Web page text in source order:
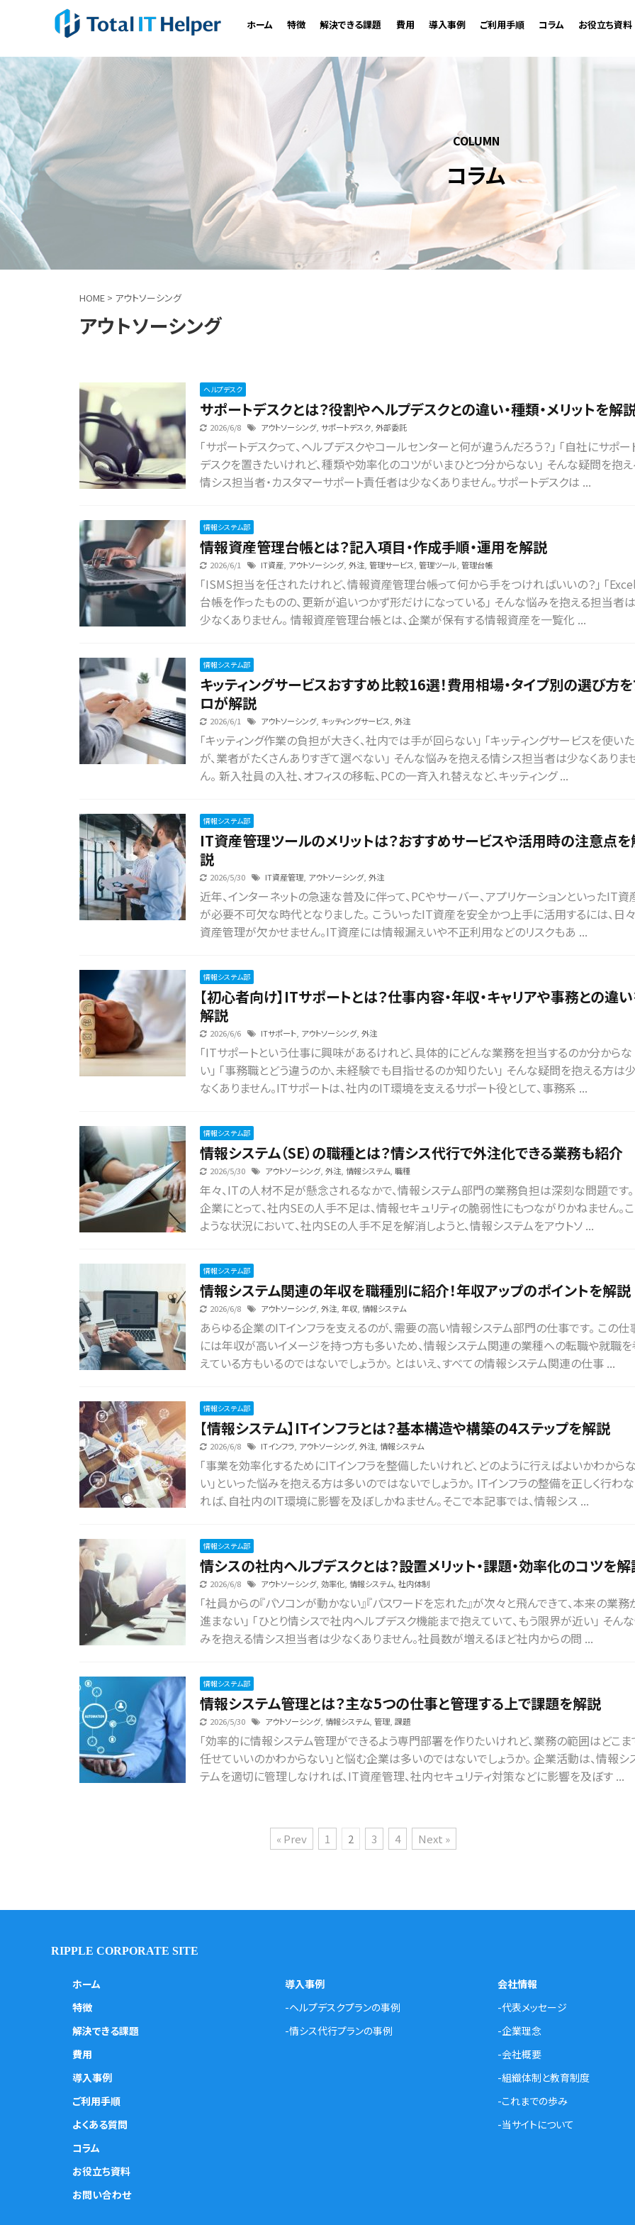
ホーム 特徴 解決できる課題 費用 導入事例 ご利用手順 コラム お役立ち資料
COLUMN
コラム
HOME > アウトソーシング
アウトソーシング
ヘルプデスク
サポートデスクとは？役割やヘルプデスクとの違い・種類・メリットを解
2026/6/8 アウトソーシング, サポートデスク 外部委託
「サポートデスクって、ヘルプデスクやコールセンターと何が違うんだろう？」 「自社にサポー
デスクを置きたいけれど、種類や効率化のコツがいまひとつ分からない」 そんな疑問を抱え
情シス担当者・カスタマーサポート責任者は少なくありません。サポートデスクは ...
情報システム部
情報資産管理台帳とは？記入項目・作成手順・運用を解説
2026/6/1 IT資産 アウトソーシング, 外注 管理サービス 管理ツール 管理台帳
「ISMS担当を任されたけれど、情報資産管理台帳って何から手をつければいいの？」 「Excel
台帳を作ったものの、更新が追いつかず形だけになっている」 そんな悩みを抱える担当者は
少なくありません。 情報資産管理台帳とは、企業が保有する情報資産を一覧化 ...
情報システム部
キッティングサービスおすすめ比較16選！費用相場・タイプ別の選び方
ロが解説
2026/6/1 アウトソーシング, キッティングサービス 外注
「キッティング作業の負担が大きく、社内では手が回らない」 「キッティングサービスを使い
が、業者がたくさんありすぎて選べない」 そんな悩みを抱える情シス担当者は少なくありま
ん。 新入社員の入社、オフィスの移転、PCの一斉入れ替えなど、キッティング ...
情報システム部
IT資産管理ツールのメリットは？おすすめサービスや活用時の注意点
説
2026/5/30 IT資産管理 アウトソーシング, 外注
近年、インターネットの急速な普及に伴って、PCやサーバー、アプリケーションといったIT資
が必要不可欠な時代となりました。 こういったIT資産を安全かつ上手に活用するには、日
資産管理が欠かせません。IT資産には情報漏えいや不正利用などのリスクもあ ...
情報システム部
【初心者向け】ITサポートとは？仕事内容・年収・キャリアや事務との違
解説
2026/6/6 ITサポート アウトソーシング, 外注
「ITサポートという仕事に興味があるけれど、具体的にどんな業務を担当するのか分からな
い」 「事務職とどう違うのか、未経験でも目指せるのか知りたい」 そんな疑問を抱える方は少
なくありません。ITサポートは、社内のIT環境を支えるサポート役として、事務系 ...
情報システム部
情報システム（SE）の職種とは？情シス代行で外注化できる業務も紹介
2026/5/30 アウトソーシング, 外注 情報システム 職種
年々、ITの人材不足が懸念されるなかで、情報システム部門の業務負担は深刻な問題です。
企業にとって、社内SEの人手不足は、情報セキュリティの脆弱性にもつながりかねません。
ような状況において、社内SEの人手不足を解消しようと、情報システムをアウトソ ...
情報システム部
情報システム関連の年収を職種別に紹介！年収アップのポイントを解説
2026/6/8 アウトソーシング, 外注 年収 情報システム
あらゆる企業のITインフラを支えるのが、需要の高い情報システム部門の仕事です。 この仕
には年収が高いイメージを持つ方も多いため、情報システム関連の業種への転職や就職を
えている方もいるのではないでしょうか。 とはいえ、すべての情報システム関連の仕事 ...
情報システム部
【情報システム】ITインフラとは？基本構造や構築の4ステップを解説
2026/6/8 ITインフラ アウトソーシング, 外注 情報システム
「事業を効率化するためにITインフラを整備したいけれど、どのように行えばよいかわからな
い」といった悩みを抱える方は多いのではないでしょうか。 ITインフラの整備を正しく行わ
れば、自社内のIT環境に影響を及ぼしかねません。そこで本記事では、情報シス ...
情報システム部
情シスの社内ヘルプデスクとは？設置メリット・課題・効率化のコツを
2026/6/8 アウトソーシング, 効率化 情報システム 社内体制
「社員からの『パソコンが動かない』『パスワードを忘れた』が次々と飛んできて、本来の業務
進まない」 「ひとり情シスで社内ヘルプデスク機能まで抱えていて、もう限界が近い」 そん
みを抱える情シス担当者は少なくありません。社員数が増えるほど社内からの問 ...
情報システム部
情報システム管理とは？主な5つの仕事と管理する上で課題を解説
2026/5/30 アウトソーシング, 情報システム 管理 課題
「効率的に情報システム管理ができるよう専門部署を作りたいけれど、業務の範囲はどこま
任せていいのかわからない」と悩む企業は多いのではないでしょうか。 企業活動は、情報シ
テムを適切に管理しなければ、IT資産管理、社内セキュリティ対策などに影響を及ぼす ...
« Prev 1 2 3 4 Next »
RIPPLE CORPORATE SITE
ホーム
特徴
解決できる課題
費用
導入事例
ご利用手順
よくある質問
コラム
お役立ち資料
お問い合わせ
導入事例
-ヘルプデスクプランの事例
-情シス代行プランの事例
会社情報
-代表メッセージ
-企業理念
-会社概要
-組織体制と教育制度
-これまでの歩み
-当サイトについて